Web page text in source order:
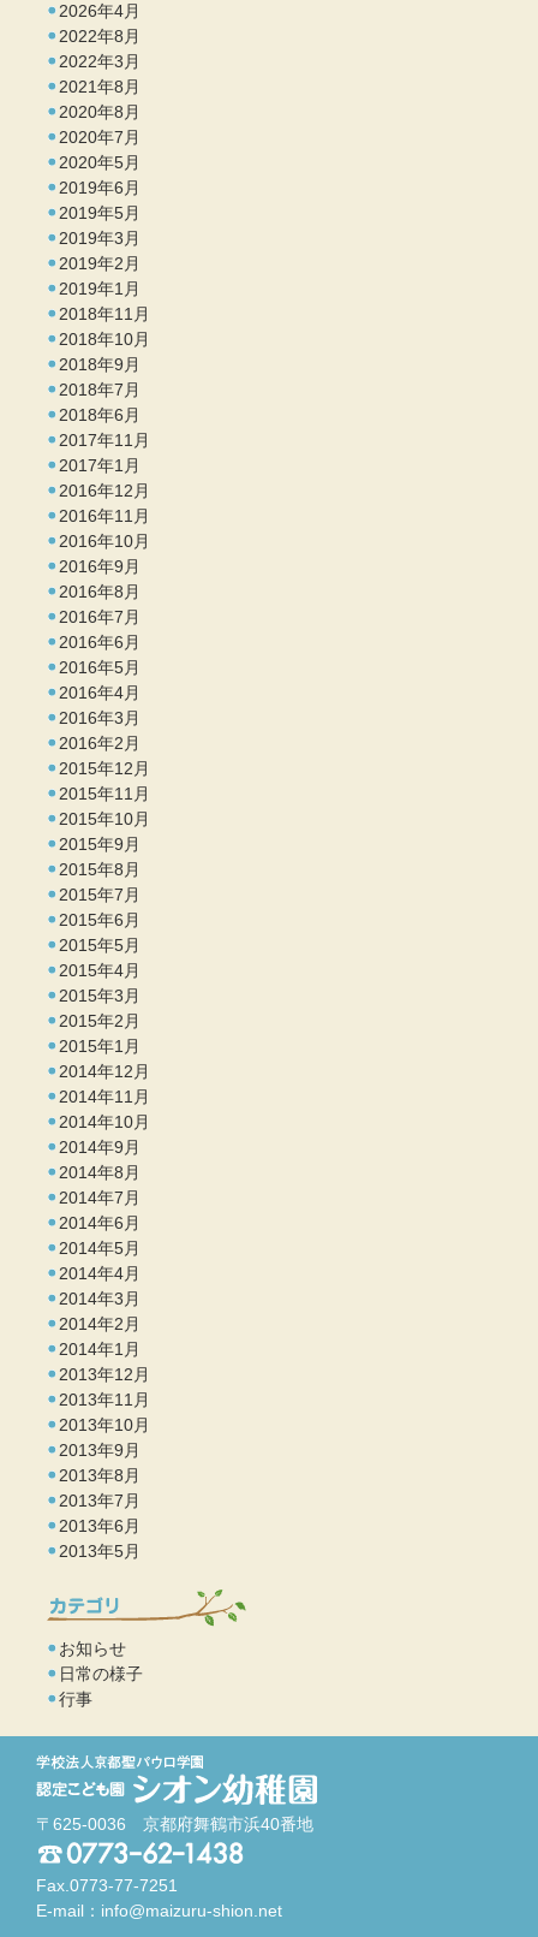
2026年4月
2022年8月
2022年3月
2021年8月
2020年8月
2020年7月
2020年5月
2019年6月
2019年5月
2019年3月
2019年2月
2019年1月
2018年11月
2018年10月
2018年9月
2018年7月
2018年6月
2017年11月
2017年1月
2016年12月
2016年11月
2016年10月
2016年9月
2016年8月
2016年7月
2016年6月
2016年5月
2016年4月
2016年3月
2016年2月
2015年12月
2015年11月
2015年10月
2015年9月
2015年8月
2015年7月
2015年6月
2015年5月
2015年4月
2015年3月
2015年2月
2015年1月
2014年12月
2014年11月
2014年10月
2014年9月
2014年8月
2014年7月
2014年6月
2014年5月
2014年4月
2014年3月
2014年2月
2014年1月
2013年12月
2013年11月
2013年10月
2013年9月
2013年8月
2013年7月
2013年6月
2013年5月
お知らせ
日常の様子
行事
〒625-0036 京都府舞鶴市浜40番地
Fax.0773-77-7251
E-mail： info@maizuru-shion.net